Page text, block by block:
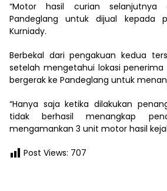
“Motor hasil curian selanjutnya
Pandeglang untuk dijual kepada
Kurniady.
Berbekal dari pengakuan kedua
setelah mengetahui lokasi
bergerak ke Pandeglang untuk
“Hanya saja ketika dilakukan
tidak berhasil menangkap
mengamankan 3 unit motor hasil
Post Views: 707